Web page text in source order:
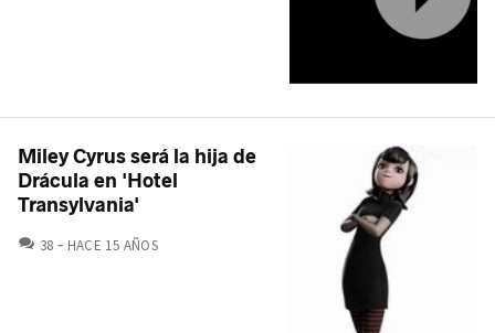
Miley Cyrus será la hija de
Drácula en 'Hotel
Transylvania'
38 COMENTARIOS
HACE 15 AÑOS